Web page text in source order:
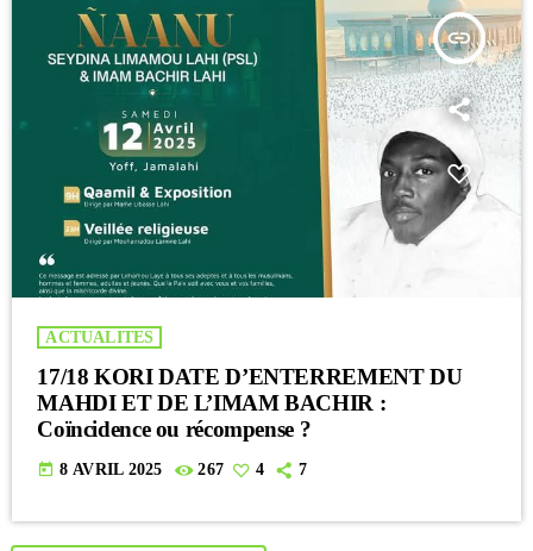
insert_link
ACTUALITES
17/18 KORI DATE D’ENTERREMENT DU
MAHDI ET DE L’IMAM BACHIR :
Coïncidence ou récompense ?
today 8 AVRIL 2025 267 4 7